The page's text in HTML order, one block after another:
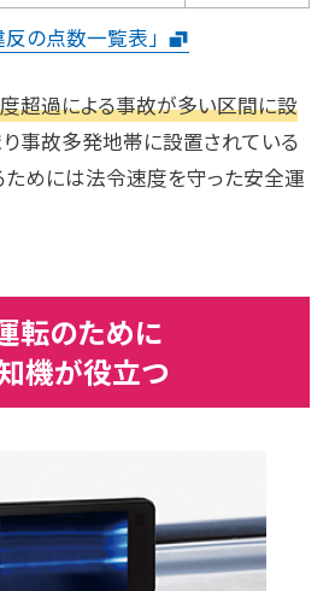
の点数一覧表」
超過による事故が多い区間に設
事故多発地帯に設置されている
ためには法令速度を守った安全運
転のために
機が役立つ